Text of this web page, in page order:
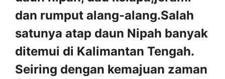
dan rumput alang-alang.Salah
satunya atap daun Nipah banyak
ditemui di Kalimantan Tengah.
Seiring dengan kemajuan zaman